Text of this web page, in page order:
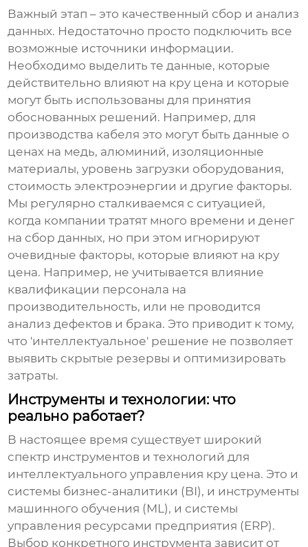
Важный этап – это качественный сбор и анализ
данных. Недостаточно просто подключить все
возможные источники информации.
Необходимо выделить те данные, которые
действительно влияют на кру цена и которые
могут быть использованы для принятия
обоснованных решений. Например, для
производства кабеля это могут быть данные о
ценах на медь, алюминий, изоляционные
материалы, уровень загрузки оборудования,
стоимость электроэнергии и другие факторы.
Мы регулярно сталкиваемся с ситуацией,
когда компании тратят много времени и денег
на сбор данных, но при этом игнорируют
очевидные факторы, которые влияют на кру
цена. Например, не учитывается влияние
квалификации персонала на
производительность, или не проводится
анализ дефектов и брака. Это приводит к тому,
что 'интеллектуальное' решение не позволяет
выявить скрытые резервы и оптимизировать
затраты.
Инструменты и технологии: что
реально работает?
В настоящее время существует широкий
спектр инструментов и технологий для
интеллектуального управления кру цена. Это и
системы бизнес-аналитики (BI), и инструменты
машинного обучения (ML), и системы
управления ресурсами предприятия (ERP).
Выбор конкретного инструмента зависит от